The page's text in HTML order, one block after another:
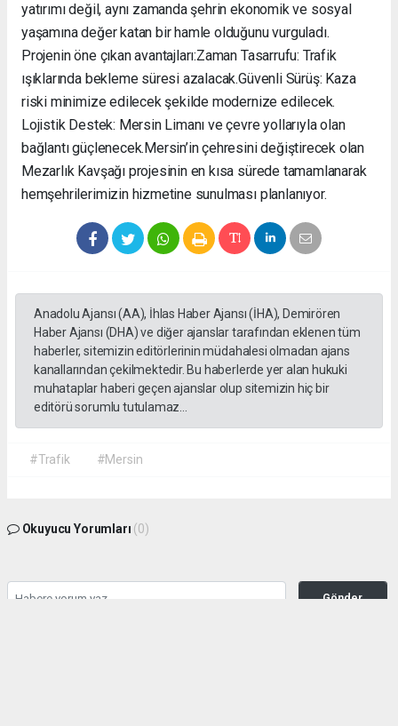
yatırımı değil, aynı zamanda şehrin ekonomik ve sosyal
yaşamına değer katan bir hamle olduğunu vurguladı. ​
Projenin öne çıkan avantajları: ​Zaman Tasarrufu: Trafik
ışıklarında bekleme süresi azalacak. ​Güvenli Sürüş: Kaza
riski minimize edilecek şekilde modernize edilecek. ​
Lojistik Destek: Mersin Limanı ve çevre yollarıyla olan
bağlantı güçlenecek. ​Mersin’in çehresini değiştirecek olan
Mezarlık Kavşağı projesinin en kısa sürede tamamlanarak
hemşehrilerimizin hizmetine sunulması planlanıyor.
Anadolu Ajansı (AA), İhlas Haber Ajansı (İHA), Demirören
Haber Ajansı (DHA) ve diğer ajanslar tarafından eklenen tüm
haberler, sitemizin editörlerinin müdahalesi olmadan ajans
kanallarından çekilmektedir. Bu haberlerde yer alan hukuki
muhataplar haberi geçen ajanslar olup sitemizin hiç bir
editörü sorumlu tutulamaz...
#Trafik #Mersin
Okuyucu Yorumları (0)
Gönder